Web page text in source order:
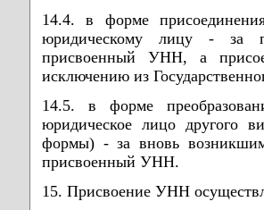
14.4. в форме
юридическому лицу - за
присвоенный УНН, а
исключению из
14.5. в форме
юридическое лицо другого
формы) - за вновь
присвоенный УНН.
15. Присвоение УНН